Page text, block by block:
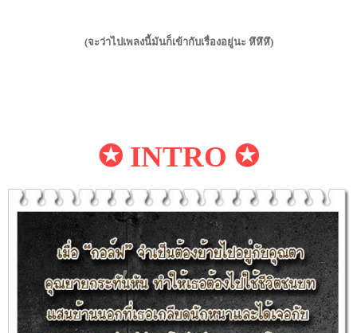
(จะว่าไปเพลงนี้มันก็เข้ากับเรื่องอยู่นะ หึหึหึ)
✪ INTRO ✪